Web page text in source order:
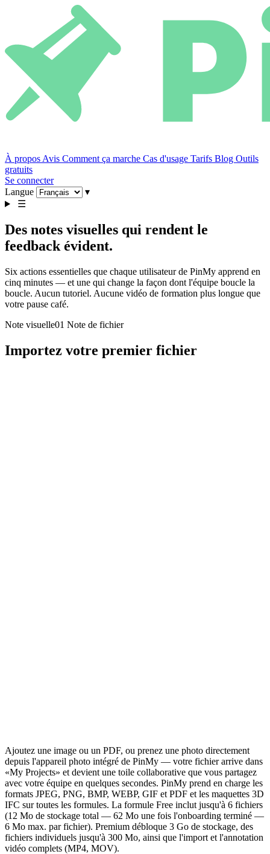
À propos Avis Comment ça marche Cas d'usage Tarifs Blog Outils
gratuits
Se connecter
Langue
▾
☰
Des notes visuelles qui rendent le
feedback évident.
Six actions essentielles que chaque utilisateur de PinMy apprend en
cinq minutes — et une qui change la façon dont l'équipe boucle la
boucle. Aucun tutoriel. Aucune vidéo de formation plus longue que
votre pause café.
Note visuelle01 Note de fichier
Importez votre premier fichier
Ajoutez une image ou un PDF, ou prenez une photo directement
depuis l'appareil photo intégré de PinMy — votre fichier arrive dans
«My Projects» et devient une toile collaborative que vous partagez
avec votre équipe en quelques secondes. PinMy prend en charge les
formats JPEG, PNG, BMP, WEBP, GIF et PDF et les maquettes 3D
IFC sur toutes les formules. La formule Free inclut jusqu'à 6 fichiers
(12 Mo de stockage total — 62 Mo une fois l'onboarding terminé —
6 Mo max. par fichier). Premium débloque 3 Go de stockage, des
fichiers individuels jusqu'à 300 Mo, ainsi que l'import et l'annotation
vidéo complets (MP4, MOV).